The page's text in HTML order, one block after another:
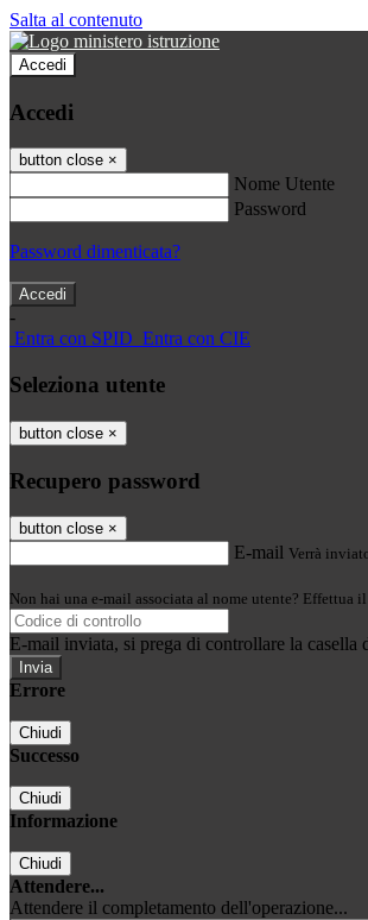
Salta al contenuto
Accedi
Accedi
button close ×
Nome Utente
Password
Password dimenticata?
-
Entra con SPID Entra con CIE
Seleziona utente
button close ×
Recupero password
button close ×
E-mail Verrà
Non hai una e-mail associata al nome utente? Effettua
E-mail inviata, si prega di controllare la casella
Errore
Chiudi
Successo
Chiudi
Informazione
Chiudi
Attendere...
Attendere il completamento dell'operazione...